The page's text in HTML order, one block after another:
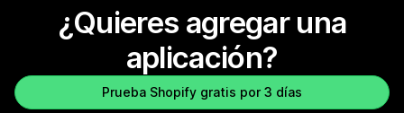
¿Quieres agregar una
aplicación?
Prueba Shopify gratis por 3 días